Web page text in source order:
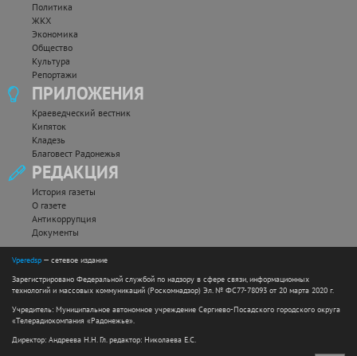
Политика
ЖКХ
Экономика
Общество
Культура
Репортажи
ПРИЛОЖЕНИЯ
Краеведческий вестник
Кипяток
Кладезь
Благовест Радонежья
РЕДАКЦИЯ
История газеты
О газете
Антикоррупция
Документы
Vperedsp — сетевое издание
Зарегистрировано Федеральной службой по надзору в сфере связи, информационных
технологий и массовых коммуникаций (Роскомнадзор) Эл. № ФС77-78093 от 20 марта 2020 г.
Учредитель: Муниципальное автономное учреждение Сергиево-Посадского городского округа
«Телерадиокомпания «Радонежье».
Директор: Андреева Н.Н. Гл. редактор: Николаева Е.С.